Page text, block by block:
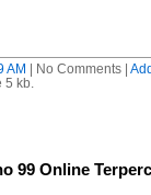
AM | No Comments |
kb.
99 Online